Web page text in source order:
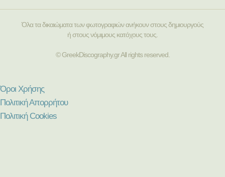
Όλα τα δικαιώματα των φωτογραφιών ανήκουν στους δημιουργούς
ή στους νόμιμους κατόχους τους.
© GreekDiscography.gr All rights reserved.
Όροι Χρήσης
Πολιτική Απορρήτου
Πολιτική Cookies